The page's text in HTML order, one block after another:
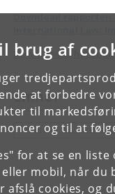
brug af
at forbedre
til
og til at
for at se en
mobil, når du
afslå cookies, og
Download rapporten
Download tilhørende
Emner
FORSVAR OG